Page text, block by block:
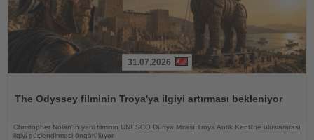
31.07.2026
The Odyssey filminin Troya'ya ilgiyi artırması bekleniyor
Christopher Nolan'ın yeni filminin UNESCO Dünya Mirası Troya Antik Kenti'ne uluslararası
ilgiyi güçlendirmesi öngörülüyor